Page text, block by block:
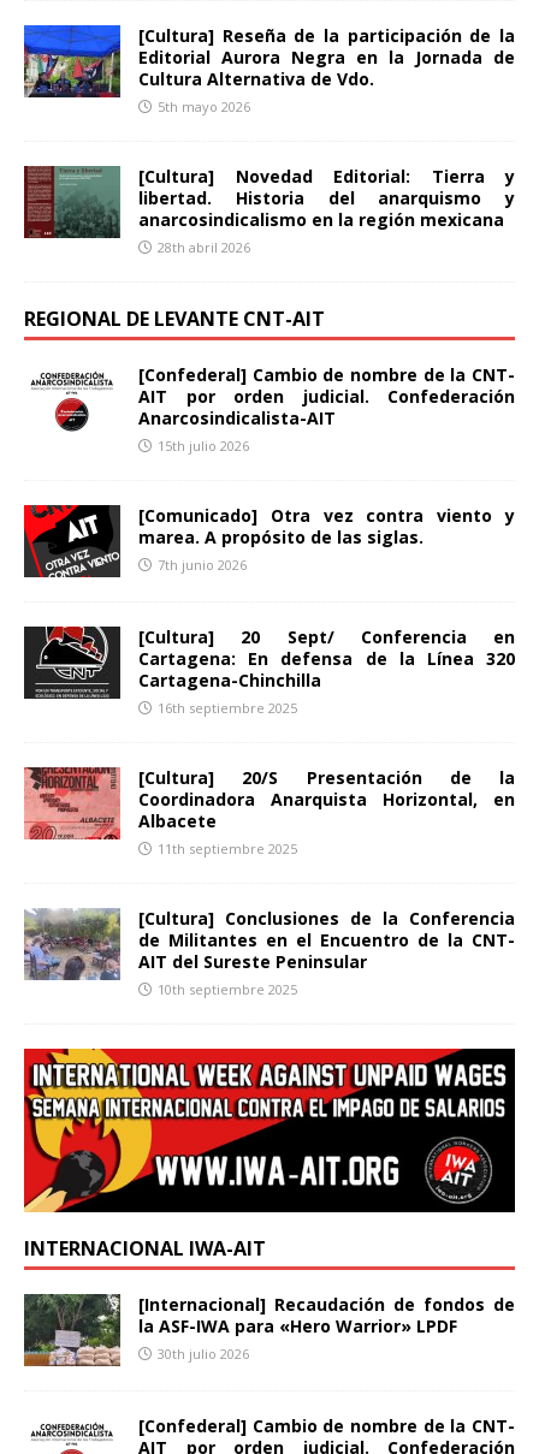
[Cultura] Reseña de la participación de la
Editorial Aurora Negra en la Jornada de
Cultura Alternativa de Vdo.
5th mayo 2026
[Cultura] Novedad Editorial: Tierra y
libertad. Historia del anarquismo y
anarcosindicalismo en la región mexicana
28th abril 2026
REGIONAL DE LEVANTE CNT-AIT
[Confederal] Cambio de nombre de la CNT-
AIT por orden judicial. Confederación
Anarcosindicalista-AIT
15th julio 2026
[Comunicado] Otra vez contra viento y
marea. A propósito de las siglas.
7th junio 2026
[Cultura] 20 Sept/ Conferencia en
Cartagena: En defensa de la Línea 320
Cartagena-Chinchilla
16th septiembre 2025
[Cultura] 20/S Presentación de la
Coordinadora Anarquista Horizontal, en
Albacete
11th septiembre 2025
[Cultura] Conclusiones de la Conferencia
de Militantes en el Encuentro de la CNT-
AIT del Sureste Peninsular
10th septiembre 2025
INTERNACIONAL IWA-AIT
[Internacional] Recaudación de fondos de
la ASF-IWA para «Hero Warrior» LPDF
30th julio 2026
[Confederal] Cambio de nombre de la CNT-
AIT por orden judicial. Confederación